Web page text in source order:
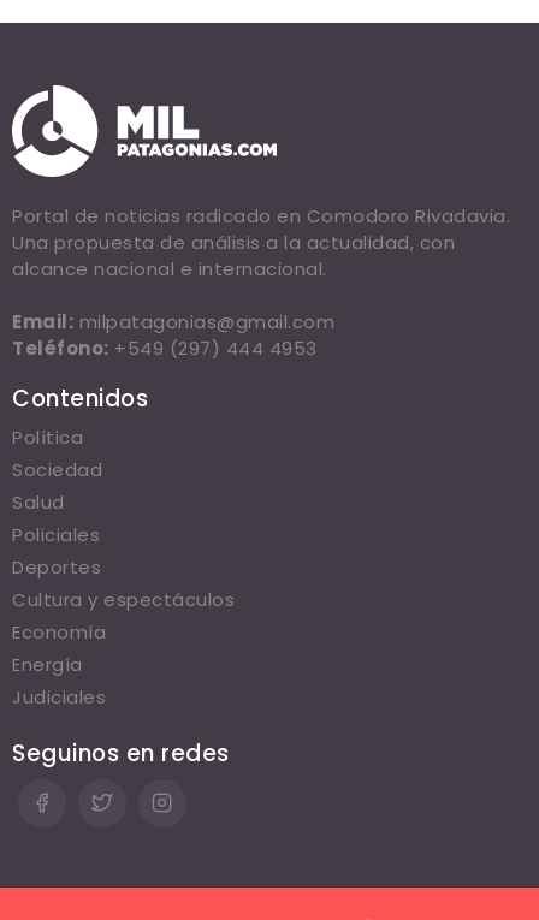
Portal de noticias radicado en Comodoro Rivadavia.
Una propuesta de análisis a la actualidad, con
alcance nacional e internacional.
Email: milpatagonias@gmail.com
Teléfono: +549 (297) 444 4953
Contenidos
Política
Sociedad
Salud
Policiales
Deportes
Cultura y espectáculos
Economía
Energía
Judiciales
Seguinos en redes